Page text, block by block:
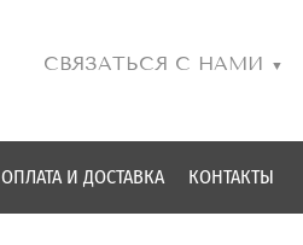
СВЯЗАТЬСЯ С НАМИ ▼
ОПЛАТА И ДОСТАВКА КОНТАКТЫ